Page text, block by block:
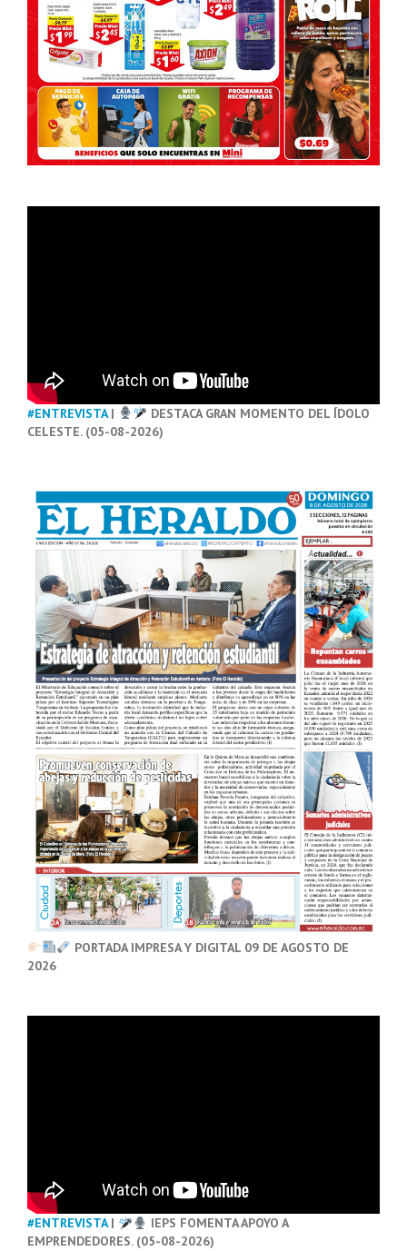
#ENTREVISTA|
DESTACA GRAN MOMENTO DEL ÍDOLO
CELESTE. (05-08-2026)
PORTADA IMPRESA Y DIGITAL 09 DE AGOSTO DE
2026
#ENTREVISTA|
IEPS FOMENTA APOYO A
EMPRENDEDORES. (05-08-2026)